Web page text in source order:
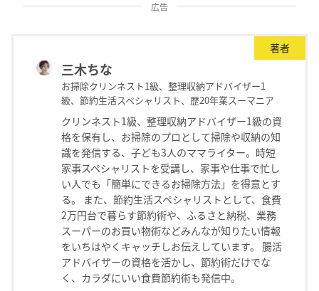
広告
著者
三木ちな
お掃除クリンネスト1級、整理収納アドバイザー1
級、節約生活スペシャリスト、歴20年業スーマニア
クリンネスト1級、整理収納アドバイザー1級の資
格を保有し、お掃除のプロとして掃除や収納の知
識を発信する、子ども3人のママライター。時短
家事スペシャリストを受講し、家事や仕事で忙し
い人でも「簡単にできるお掃除方法」を得意とす
る。 また、節約生活スペシャリストとして、食費
2万円台で暮らす節約術や、ふるさと納税、業務
スーパーのお買い物術などみんなが知りたい情報
をいちはやくキャッチしお伝えしています。 腸活
アドバイザーの資格を活かし、節約術だけでな
く、カラダにいい食費節約術も発信中。